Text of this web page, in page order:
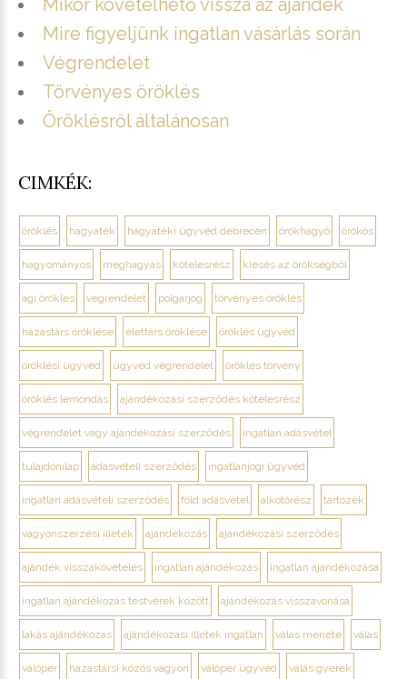
Mikor követelhető vissza az ajándék
Mire figyeljünk ingatlan vásárlás során
Végrendelet
Törvényes öröklés
Öröklésről általánosan
CIMKÉK:
öröklés hagyaték hagyatéki ügyvéd debrecen örökhagyó örökös
hagyományos meghagyás kötelesrész kiesés az örökségből
ági öröklés végrendelet polgárjog törvényes öröklés
házastárs öröklése élettárs öröklése öröklés ügyvéd
öröklési ügyvéd ügyvéd végrendelet öröklés törvény
öröklés lemondás ajándékozási szerződés kötelesrész
végrendelet vagy ajándékozási szerződés ingatlan adásvétel
tulajdonilap adásvételi szerződés ingatlanjogi ügyvéd
ingatlan adásvételi szerződés föld adásvétel alkotórész tartozék
vagyonszerzési illeték ajándékozás ajándékozási szerződés
ajándék visszakövetelés ingatlan ajándékozás ingatlan ajándékozása
ingatlan ajándékozás testvérek között ajándékozás visszavonása
lakás ajándékozás ajándékozási illeték ingatlan válás menete válás
válóper házastársi közös vagyon válóper ügyvéd válás gyerek